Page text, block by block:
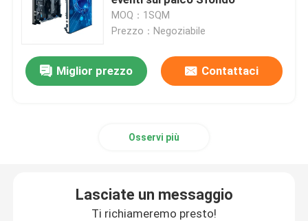
Display HD LED
Esposizione principale pubblicità all'aperto
Cartellone led da esterno
MOQ：1SQM
Prezzo：Negoziabile
Miglior prezzo Contattaci
Osservi più
Lasciate un messaggio
Ti richiameremo presto!